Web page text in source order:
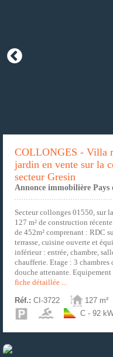
COLLONGES - Villa
jardin en vente sur la
secteur Gresin
Annonce immobilière Pays
Secteur collonges 01550, sur
127 m² de construction
de 452m² comprenant : RDC
terrasse, cuisine ouverte et
inférieur : entrée, chambre,
chaufferie. Etage : 3 chambres
douche attenante.
fiche détaillée ...
Réf.: CI-3722 127 m²
C - 92